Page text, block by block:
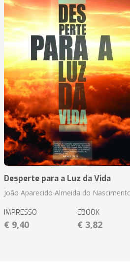
Desperte para a Luz da Vida
João Aparecido Almeida do
IMPRESSO
€ 9,40
EBOOK
€ 3,82